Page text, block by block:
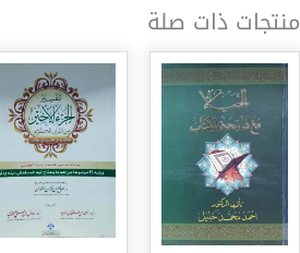
منتجات ذات صلة